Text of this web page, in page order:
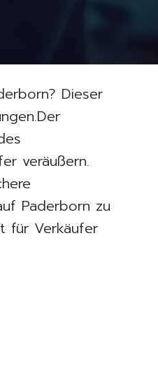
Dieser
veräußern.
Paderborn zu
für Verkäufer